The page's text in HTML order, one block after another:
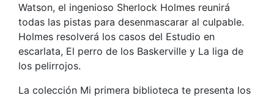
Watson, el ingenioso Sherlock Holmes reunirá
todas las pistas para desenmascarar al culpable.
Holmes resolverá los casos del Estudio en
escarlata, El perro de los Baskerville y La liga de
los pelirrojos.
La colección Mi primera biblioteca te presenta los